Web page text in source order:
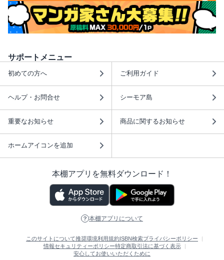
サポートメニュー
初めての方へ ご利用ガイド
ヘルプ・お問合せ シーモア島
重要なお知らせ 商品に関するお知らせ
ホームアイコンを追加
本棚アプリを無料ダウンロード！
本棚アプリについて
このサイトについて推奨環境利用規約 ISBN検索プライバシーポリシー
情報セキュリティーポリシー特定商取引法に基づく表示
安心してお使いいただくために